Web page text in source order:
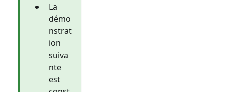
La
démo
nstrat
ion
suiva
nte
est